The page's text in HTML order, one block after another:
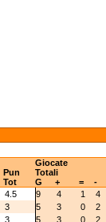
Pun
Giocate
Totali
Tot G + = -
4.5 9 4 1 4
3 5 3 0 2
3 5 3 0 2